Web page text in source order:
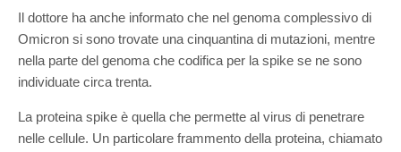
Il dottore ha anche informato che nel genoma complessivo di
Omicron si sono trovate una cinquantina di mutazioni, mentre
nella parte del genoma che codifica per la spike se ne sono
individuate circa trenta.
La proteina spike è quella che permette al virus di penetrare
nelle cellule. Un particolare frammento della proteina, chiamato